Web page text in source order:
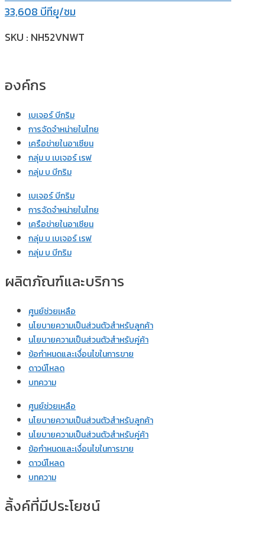
33,608 บีทียู/ชม
SKU : NH52VNWT
องค์กร
เบเจอร์ บีกริม
การจัดจำหน่ายในไทย
เครือข่ายในอาเซียน
กลุ่ม บ เบเจอร์ เรฟ
กลุ่ม บ บีกริม
เบเจอร์ บีกริม
การจัดจำหน่ายในไทย
เครือข่ายในอาเซียน
กลุ่ม บ เบเจอร์ เรฟ
กลุ่ม บ บีกริม
ผลิตภัณฑ์และบริการ
ศูนย์ช่วยเหลือ
นโยบายความเป็นส่วนตัวสำหรับลูกค้า
นโยบายความเป็นส่วนตัวสำหรับคู่ค้า
ข้อกำหนดและเงื่อนไขในการขาย
ดาวน์โหลด
บทความ
ศูนย์ช่วยเหลือ
นโยบายความเป็นส่วนตัวสำหรับลูกค้า
นโยบายความเป็นส่วนตัวสำหรับคู่ค้า
ข้อกำหนดและเงื่อนไขในการขาย
ดาวน์โหลด
บทความ
ลิ้งค์ที่มีประโยชน์